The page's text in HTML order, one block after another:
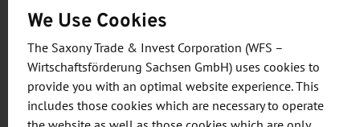
errichtet, dass den hohen Ansprüchen an
Sicherheit, Zuverlässigkeit und Energieeffizienz
entspricht und mit neuer KI-Rechentechnik
ausgerüstet sein wird. Die anfallenden hohen
Datenmengen und Datenströme, die beispielsweise
We Use Cookies
The Saxony Trade & Invest Corporation (WFS –
Wirtschaftsförderung Sachsen GmbH) uses cookies to
provide you with an optimal website experience. This
includes those cookies which are necessary to operate